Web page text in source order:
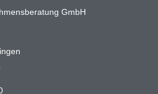
GmbH